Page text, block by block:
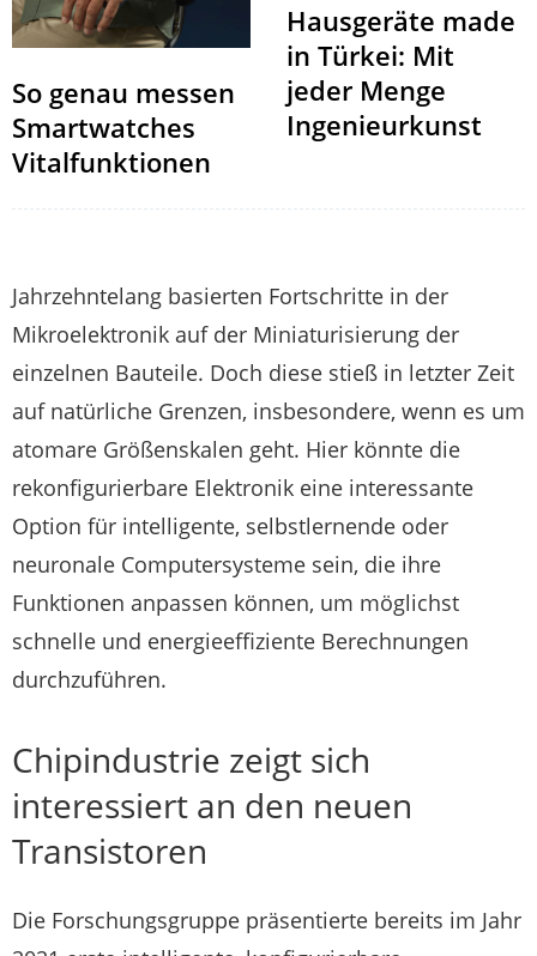
So genau messen
Smartwatches
Vitalfunktionen
Hausgeräte made
in Türkei: Mit
jeder Menge
Ingenieurkunst
Jahrzehntelang basierten Fortschritte in der
Mikroelektronik auf der Miniaturisierung der
einzelnen Bauteile. Doch diese stieß in letzter Zeit
auf natürliche Grenzen, insbesondere, wenn es um
atomare Größenskalen geht. Hier könnte die
rekonfigurierbare Elektronik eine interessante
Option für intelligente, selbstlernende oder
neuronale Computersysteme sein, die ihre
Funktionen anpassen können, um möglichst
schnelle und energieeffiziente Berechnungen
durchzuführen.
Chipindustrie zeigt sich
interessiert an den neuen
Transistoren
Die Forschungsgruppe präsentierte bereits im Jahr